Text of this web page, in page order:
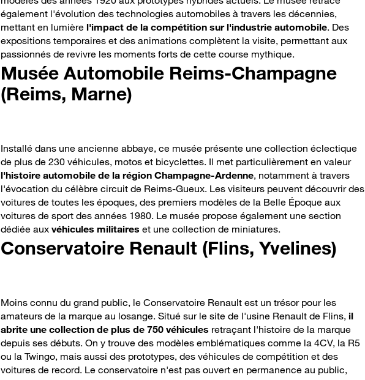
également l'évolution des technologies automobiles à travers les décennies,
mettant en lumière l'impact de la compétition sur l'industrie automobile. Des
expositions temporaires et des animations complètent la visite, permettant aux
passionnés de revivre les moments forts de cette course mythique.
Musée Automobile Reims-Champagne
(Reims, Marne)
Installé dans une ancienne abbaye, ce musée présente une collection éclectique
de plus de 230 véhicules, motos et bicyclettes. Il met particulièrement en valeur
l'histoire automobile de la région Champagne-Ardenne, notamment à travers
l'évocation du célèbre circuit de Reims-Gueux. Les visiteurs peuvent découvrir des
voitures de toutes les époques, des premiers modèles de la Belle Époque aux
voitures de sport des années 1980. Le musée propose également une section
dédiée aux véhicules militaires et une collection de miniatures.
Conservatoire Renault (Flins, Yvelines)
Moins connu du grand public, le Conservatoire Renault est un trésor pour les
amateurs de la marque au losange. Situé sur le site de l'usine Renault de Flins, il
abrite une collection de plus de 750 véhicules retraçant l'histoire de la marque
depuis ses débuts. On y trouve des modèles emblématiques comme la 4CV, la R5
ou la Twingo, mais aussi des prototypes, des véhicules de compétition et des
voitures de record. Le conservatoire n'est pas ouvert en permanence au public,